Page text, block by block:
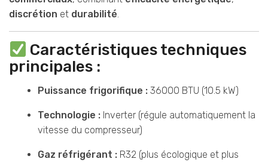
discrétion et durabilité
Caractéristiques techniques
principales :
Puissance frigorifique : 36000 BTU (10.5 kW)
Technologie : Inverter (régule automatiquement la
vitesse du compresseur)
Gaz réfrigérant : R32 (plus écologique et plus